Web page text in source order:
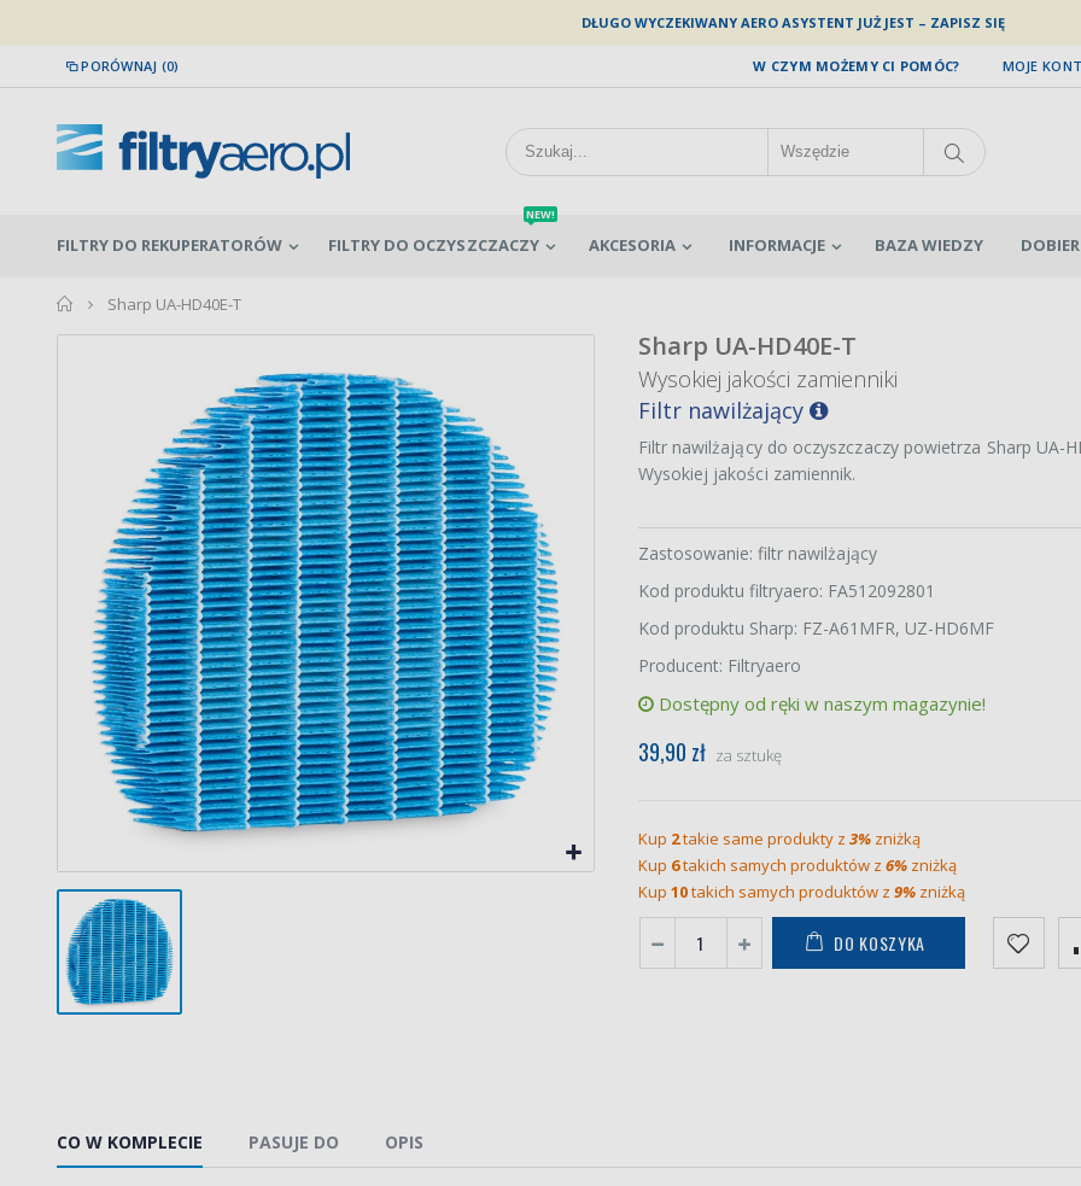
DŁUGO WYCZEKIWANY AERO ASYSTENT JUŻ JEST – ZAPISZ SIĘ
PORÓWNAJ (0) MOJE
W CZYM MOŻEMY CI POMÓC?
FILTRY DO REKUPERATORÓW FILTRY DO OCZYSZCZACZY
NEW!
AKCESORIA INFORMACJE BAZA WIEDZY
home
Sharp UA-HD40E-T
Sharp UA-HD40E-T
Wysokiej jakości zamienniki
Filtr nawilżający
Filtr nawilżający do oczyszczaczy powietrza Sharp UA-
Wysokiej jakości zamiennik.
Zastosowanie: filtr nawilżający
Kod produktu filtryaero: FA512092801
Kod produktu Sharp: FZ-A61MFR, UZ-HD6MF
Producent: Filtryaero
Dostępny od ręki w naszym magazynie!
39,90 zł za sztukę
Kup 2takie same produkty z 3%zniżką
Kup 6takich samych produktów z 6%zniżką
Kup 10takich samych produktów z 9%zniżką
DO KOSZYKA
CO W KOMPLECIE PASUJE DO OPIS